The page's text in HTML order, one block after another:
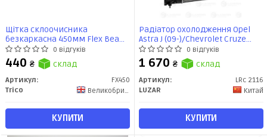
Щітка склоочисника
безкаркасна 450мм Flex Beam
Blade (FX450) TRICO
0 відгуків
440 ₴ склад
Артикул:
FX450
Trico
Великобритания
КУПИТИ
Радіатор охолодження Opel
Astra J (09-)/Chevrolet Cruze
(09-) 1.4T/1.6T MT (LRc 2116)
Luzar
0 відгуків
1 670 ₴ склад
Артикул:
LRc 2116
LUZAR
Китай
КУПИТИ